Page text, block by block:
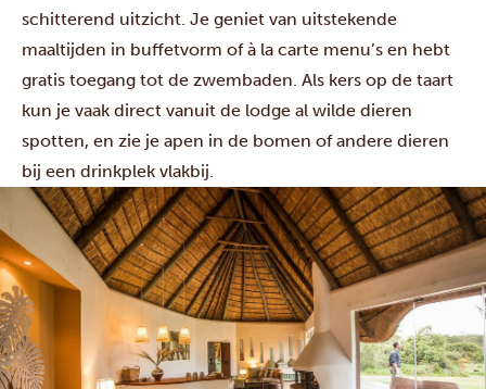
schitterend uitzicht. Je geniet van uitstekende
maaltijden in buffetvorm of à la carte menu’s en hebt
gratis toegang tot de zwembaden. Als kers op de taart
kun je vaak direct vanuit de lodge al wilde dieren
spotten, en zie je apen in de bomen of andere dieren
bij een drinkplek vlakbij.